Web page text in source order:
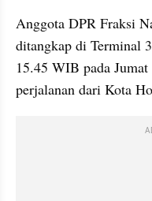
Anggota DPR Fraksi
ditangkap di Terminal
15.45 WIB pada
perjalanan dari Kota